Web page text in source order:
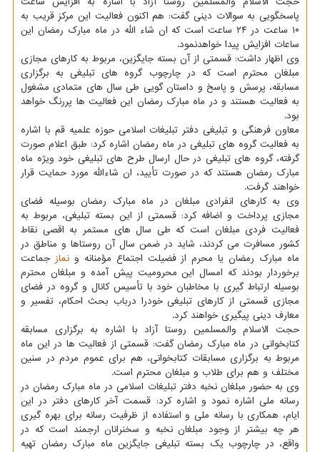
پاسخگویی به سوالات دینی گفت: هم اكنون فعالیت این مركز قریب به
۱۰ ساعت در ۲۴ ساعت است كه ان شاء الله در ماه مبارك رمضان این
ساعات افزایش پیدا خواهدنمود.
وی اظهار داشت: قسمتی از آن بسته جایگزین، مربوط به كارهای مجازی
مبلغان محترم است كه در چارچوب گروه های تبلیغی به برگزاری
مسابقه، پرسش و پاسخ و داستان گویی طی سال های متمادی مشغول
به فعالیت هستند و در ماه مبارك رمضان این فعالیت ها پررنگ خواهد
بود.
معاون فرهنگی و تبلیغی دفتر تبلیغات اسلامی حوزه علمیه قم با اشاره
به فعالیت گروه های تبلیغی در ماه رمضان اشاره كرد: طبق اعلام صورت
گرفته، گروه های تبلیغی در حال ارسال طرح های تبلیغی خود ویژه ماه
مبارك رمضان هستند كه در صورت تأیید، ان شاءالله مورد حمایت قرار
خواهند گرفت.
وی به كارهای انفرادی مبلغان در ماه مبارك رمضان بوسیله فضای
مجازی پرداخت و اضافه كرد: قسمتی از این بسته تبلیغی، مربوط به
فعالیت فردی مبلغان است كه طی سال های مستمر به اقصی نقاط
كشور مسافرت می كردند، شاید در ضمن سال آن روستاها و مناطق در
ماه مبارك رمضان یا محرم از فضیلت اجتماع مؤمنانه ونماز جماعت
برخوردار بودند كه امسال این محرومیت پیش آمده و مبلغان محترم
بوسیله ارتباط گیری با مخاطبان خود با تأسیس كانال و گروه در فضای
مجازی قسمتی از كارهای تبلیغی خودرا درباب بحث احكام، تفسیر و
معارف دینی پیگیری خواهند كرد.
حجت الاسلام والمسلمین روستا آزاد با اشاره به برگزاری مسابقه
كتابخوانی در ماه مبارك رمضان گفت: قسمتی از فعالیت ها در این ماه
مربوط به برگزاری مسابقات كتابخوانی، هم برای عموم مردم در سنین
مختلف و هم برای طلاب و مبلغان محترم است.
وی به حضور مبلغان نخبه دفتر تبلیغات اسلامی در ماه مبارك رمضان در
رسانه ملی اشاره نمود و اشاره كرد: قسمت آخر كارهای دفتر در این
ایام، همكاری با رسانه ملی و استفاده از ظرفیت رسانه برای بهره گیری
هر چه بیشتر از وجود مبلغان نخبه و سخنرانان ارجمند است كه در
واقع، در چارچوب یك بسته تبلیغی جایگزین ماه مبارك رمضان تهیه